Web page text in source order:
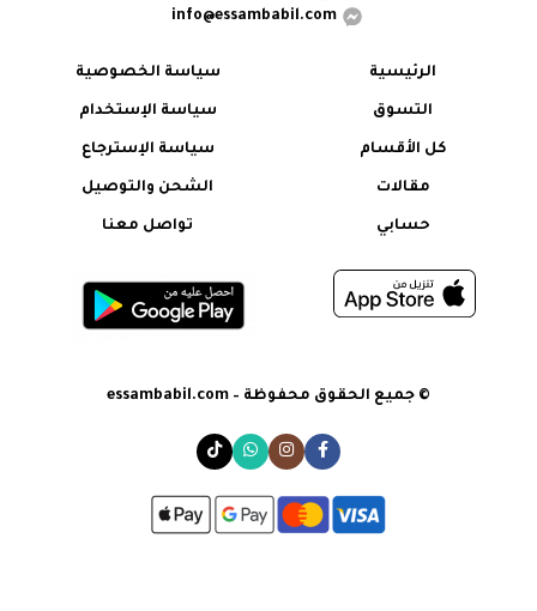
info@essambabil.com
الرئيسية
التسوق
كل الأقسام
مقالات
حسابي
سياسة الخصوصية
سياسة الإستخدام
سياسة الإسترجاع
الشحن والتوصيل
تواصل معنا
© جميع الحقوق محفوظة – essambabil.com